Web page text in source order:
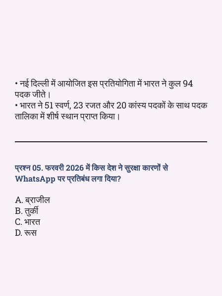
• नई दिल्ली में आयोजित इस प्रतियोगिता में भारत ने कुल 94
पदक जीते।
• भारत ने 51 स्वर्ण, 23 रजत और 20 कांस्य पदकों के साथ पदक
तालिका में शीर्ष स्थान प्राप्त किया।
प्रश्न 05. फरवरी 2026 में किस देश ने सुरक्षा कारणों से
WhatsApp पर प्रतिबंध लगा दिया?
A. ब्राजील
B. तुर्की
C. भारत
D. रूस